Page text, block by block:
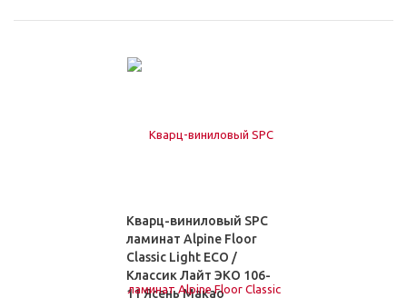
Кварц-виниловый SPC
ламинат Alpine Floor
Classic Light ЕСО /
Классик Лайт ЭКО 106-
11 Ясень Макао